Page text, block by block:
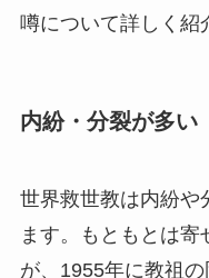
噂について詳しく紹
内紛・分裂が多い
世界救世教は内紛や
ます。もともとは
が、1955年に教祖